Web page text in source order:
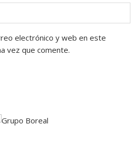
electrónico y web en este
vez que comente.